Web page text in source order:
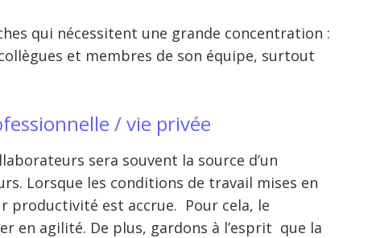
qui nécessitent une grande concentration :
et membres de son équipe, surtout
/ vie privée
sera souvent la source d’un
Lorsque les conditions de travail mises en
productivité est accrue. Pour cela, le
en agilité. De plus, gardons à l’esprit que la